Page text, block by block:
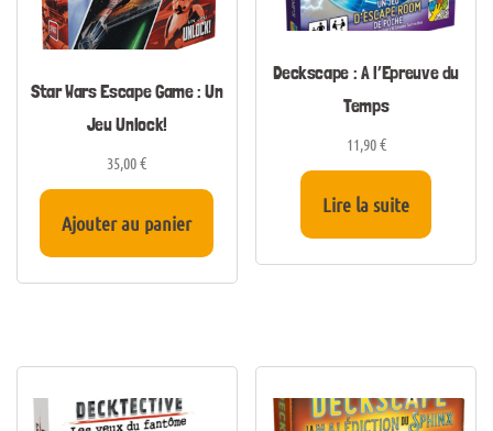
Star Wars Escape Game : Un
Jeu Unlock!
35,00€
Ajouter au panier
Deckscape : A l’Epreuve du
Temps
11,90€
Lire la suite